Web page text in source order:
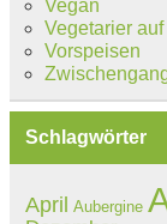
Vegan
Vegetarier
Vorspeisen
Schlagwörter
April Aubergine